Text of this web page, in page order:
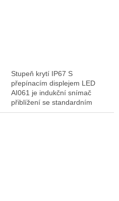
Stupeň krytí IP67 S
přepínacím displejem LED
AI061 je indukční snímač
přiblížení se standardním
krytem M18. Se zvýšenou